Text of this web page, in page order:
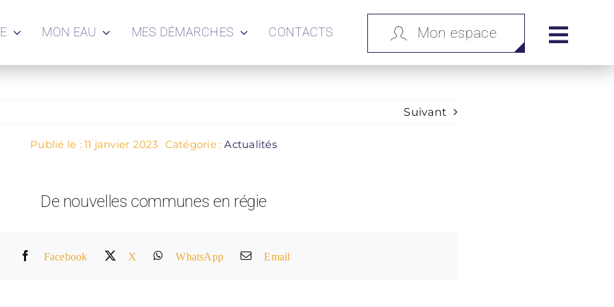
MON EAU MES DÉMARCHES CONTACTS Mon espace
Suivant
Publié le : 11 janvier 2023 Catégorie :Actualités
De nouvelles communes en régie
Facebook X WhatsApp Email